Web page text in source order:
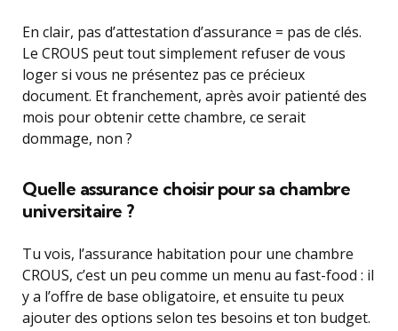
En clair, pas d’attestation d’assurance = pas de clés.
Le CROUS peut tout simplement refuser de vous
loger si vous ne présentez pas ce précieux
document. Et franchement, après avoir patienté des
mois pour obtenir cette chambre, ce serait
dommage, non ?
Quelle assurance choisir pour sa chambre
universitaire ?
Tu vois, l’assurance habitation pour une chambre
CROUS, c’est un peu comme un menu au fast-food : il
y a l’offre de base obligatoire, et ensuite tu peux
ajouter des options selon tes besoins et ton budget.